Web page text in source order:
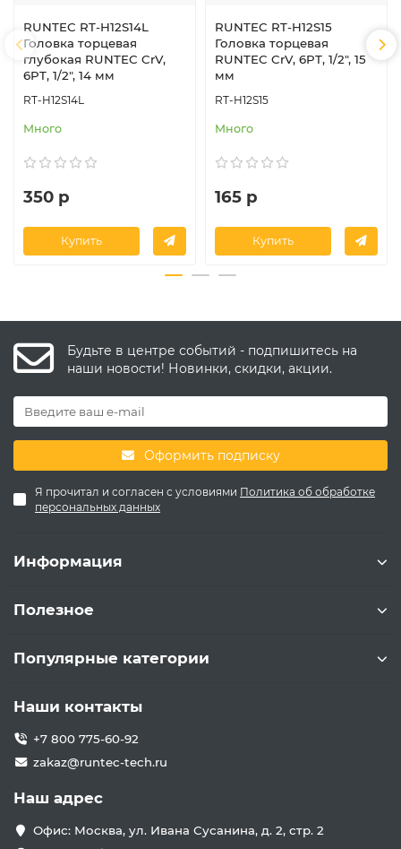
RUNTEC RT-H12S14L
Головка торцевая
глубокая RUNTEC CrV,
6PT, 1/2", 14 мм
RT-H12S14L
Много
350 р
Купить
RUNTEC RT-H12S15
Головка торцевая
RUNTEC CrV, 6PT, 1/2", 15
мм
RT-H12S15
Много
165 р
Купить
Будьте в центре событий - подпишитесь на
наши новости! Новинки, скидки, акции.
Оформить подписку
Я прочитал и согласен с условиями Политика об обработке
персональных данных
Информация
Полезное
Популярные категории
Наши контакты
+7 800 775-60-92
zakaz@runtec-tech.ru
Наш адрес
Офис: Москва, ул. Ивана Сусанина, д. 2, стр. 2